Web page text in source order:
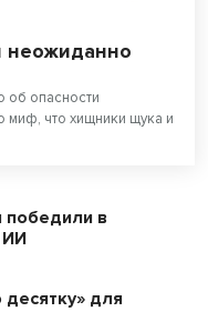
неожиданно
об опасности
миф, что хищники щука и
победили в
ИИ
для